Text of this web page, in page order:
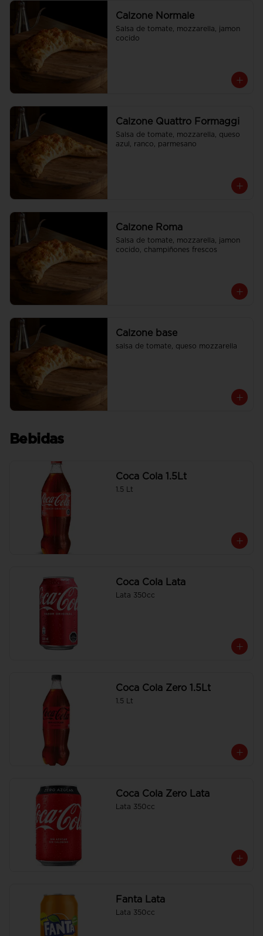
Calzone Normale
Salsa de tomate, mozzarella, jamon
cocido
Calzone Quattro Formaggi
Salsa de tomate, mozzarella, queso
azul, ranco, parmesano
Calzone Roma
Salsa de tomate, mozzarella, jamon
cocido, champiñones frescos
Calzone base
salsa de tomate, queso mozzarella
Bebidas
Coca Cola 1.5Lt
1.5 Lt
Coca Cola Lata
Lata 350cc
Coca Cola Zero 1.5Lt
1.5 Lt
Coca Cola Zero Lata
Lata 350cc
Fanta Lata
Lata 350cc